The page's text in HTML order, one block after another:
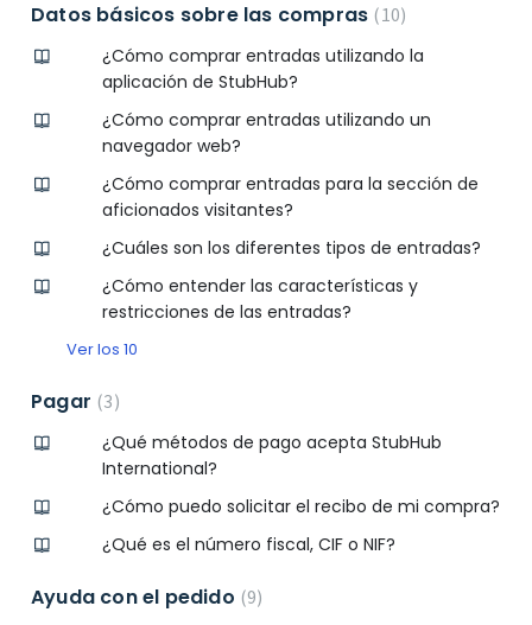
Datos básicos sobre las compras 10
¿Cómo comprar entradas utilizando la
aplicación de StubHub?
¿Cómo comprar entradas utilizando un
navegador web?
¿Cómo comprar entradas para la sección de
aficionados visitantes?
¿Cuáles son los diferentes tipos de entradas?
¿Cómo entender las características y
restricciones de las entradas?
Ver los 10
Pagar 3
¿Qué métodos de pago acepta StubHub
International?
¿Cómo puedo solicitar el recibo de mi compra?
¿Qué es el número fiscal, CIF o NIF?
Ayuda con el pedido 9